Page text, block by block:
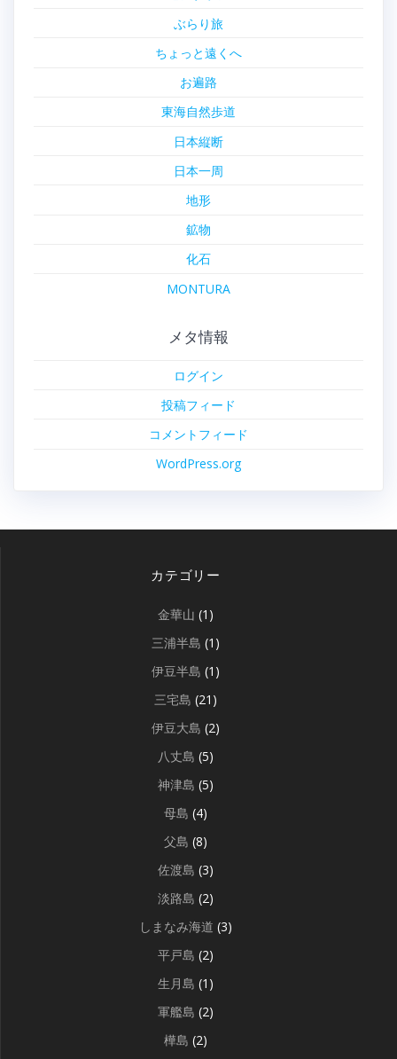
ぶらり旅
ちょっと遠くへ
お遍路
東海自然歩道
日本縦断
日本一周
地形
鉱物
化石
MONTURA
メタ情報
ログイン
投稿フィード
コメントフィード
WordPress.org
カテゴリー
金華山 (1)
三浦半島 (1)
伊豆半島 (1)
三宅島 (21)
伊豆大島 (2)
八丈島 (5)
神津島 (5)
母島 (4)
父島 (8)
佐渡島 (3)
淡路島 (2)
しまなみ海道 (3)
平戸島 (2)
生月島 (1)
軍艦島 (2)
樺島 (2)